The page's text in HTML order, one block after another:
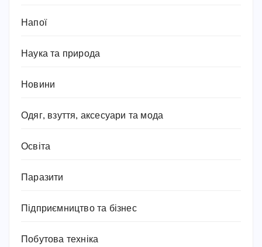
Напої
Наука та природа
Новини
Одяг, взуття, аксесуари та мода
Освіта
Паразити
Підприємництво та бізнес
Побутова техніка